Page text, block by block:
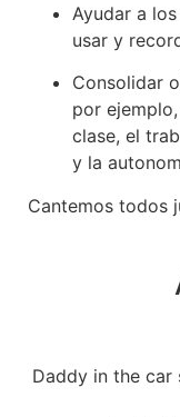
Ayudar a
usar y
Consolidar
por
clase, el
y la
Cantemos todos
Daddy in the car